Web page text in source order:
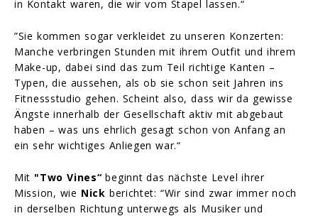
in Kontakt waren, die wir vom Stapel lassen.“
”Sie kommen sogar verkleidet zu unseren Konzerten:
Manche verbringen Stunden mit ihrem Outfit und ihrem
Make-up, dabei sind das zum Teil richtige Kanten –
Typen, die aussehen, als ob sie schon seit Jahren ins
Fitnessstudio gehen. Scheint also, dass wir da gewisse
Ängste innerhalb der Gesellschaft aktiv mit abgebaut
haben – was uns ehrlich gesagt schon von Anfang an
ein sehr wichtiges Anliegen war.“
Mit "Two Vines“ beginnt das nächste Level ihrer
Mission, wie Nick berichtet: “Wir sind zwar immer noch
in derselben Richtung unterwegs als Musiker und